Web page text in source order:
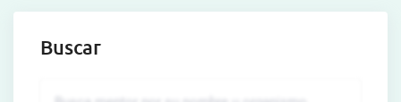
Buscar